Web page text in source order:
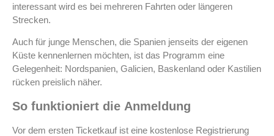
interessant wird es bei mehreren Fahrten oder längeren
Strecken.
Auch für junge Menschen, die Spanien jenseits der eigenen
Küste kennenlernen möchten, ist das Programm eine
Gelegenheit: Nordspanien, Galicien, Baskenland oder Kastilien
rücken preislich näher.
So funktioniert die Anmeldung
Vor dem ersten Ticketkauf ist eine kostenlose Registrierung